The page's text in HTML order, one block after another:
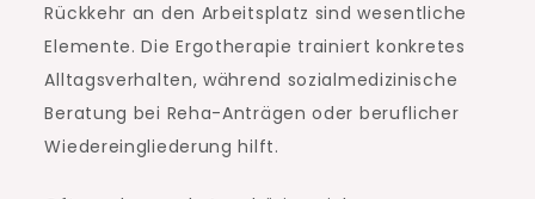
Rückkehr an den Arbeitsplatz sind wesentliche
Elemente. Die Ergotherapie trainiert konkretes
Alltagsverhalten, während sozialmedizinische
Beratung bei Reha-Anträgen oder beruflicher
Wiedereingliederung hilft.